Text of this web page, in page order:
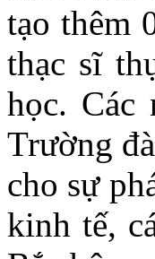
tạo thêm
thạc sĩ
học. Các
Trường
cho sự
kinh tế,